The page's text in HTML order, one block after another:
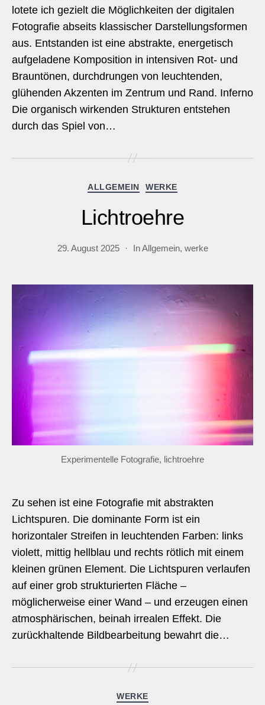
lotete ich gezielt die Möglichkeiten der digitalen
Fotografie abseits klassischer Darstellungsformen
aus. Entstanden ist eine abstrakte, energetisch
aufgeladene Komposition in intensiven Rot- und
Brauntönen, durchdrungen von leuchtenden,
glühenden Akzenten im Zentrum und Rand. Inferno
Die organisch wirkenden Strukturen entstehen
durch das Spiel von…
Kategorien
ALLGEMEIN WERKE
Lichtroehre
29. August 2025 InAllgemein, werke
Experimentelle Fotografie, lichtroehre
Zu sehen ist eine Fotografie mit abstrakten
Lichtspuren. Die dominante Form ist ein
horizontaler Streifen in leuchtenden Farben: links
violett, mittig hellblau und rechts rötlich mit einem
kleinen grünen Element. Die Lichtspuren verlaufen
auf einer grob strukturierten Fläche –
möglicherweise einer Wand – und erzeugen einen
atmosphärischen, beinah irrealen Effekt. Die
zurückhaltende Bildbearbeitung bewahrt die…
Kategorien
WERKE